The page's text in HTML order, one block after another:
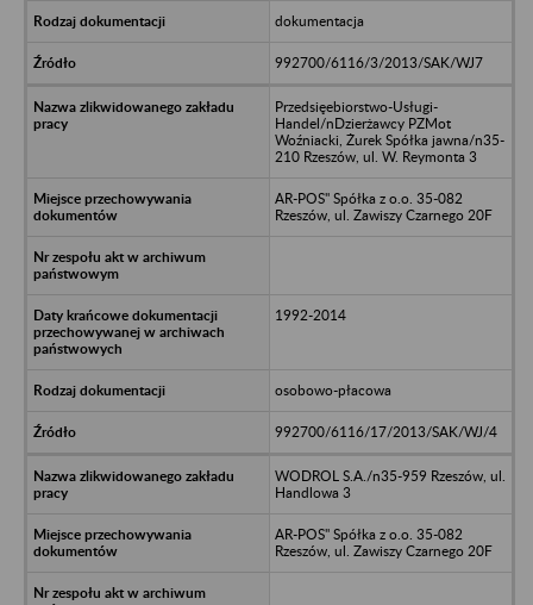
dokumentacja
992700/6116/3/2013/SAK/WJ7
Przedsięebiorstwo-Usługi-
Handel/nDzierżawcy PZMot
Woźniacki, Żurek Spółka jawna/n35-
210 Rzeszów, ul. W. Reymonta 3
AR-POS" Spółka z o.o. 35-082
Rzeszów, ul. Zawiszy Czarnego 20F
1992-2014
osobowo-płacowa
992700/6116/17/2013/SAK/WJ/4
WODROL S.A./n35-959 Rzeszów, ul.
Handlowa 3
AR-POS" Spółka z o.o. 35-082
Rzeszów, ul. Zawiszy Czarnego 20F